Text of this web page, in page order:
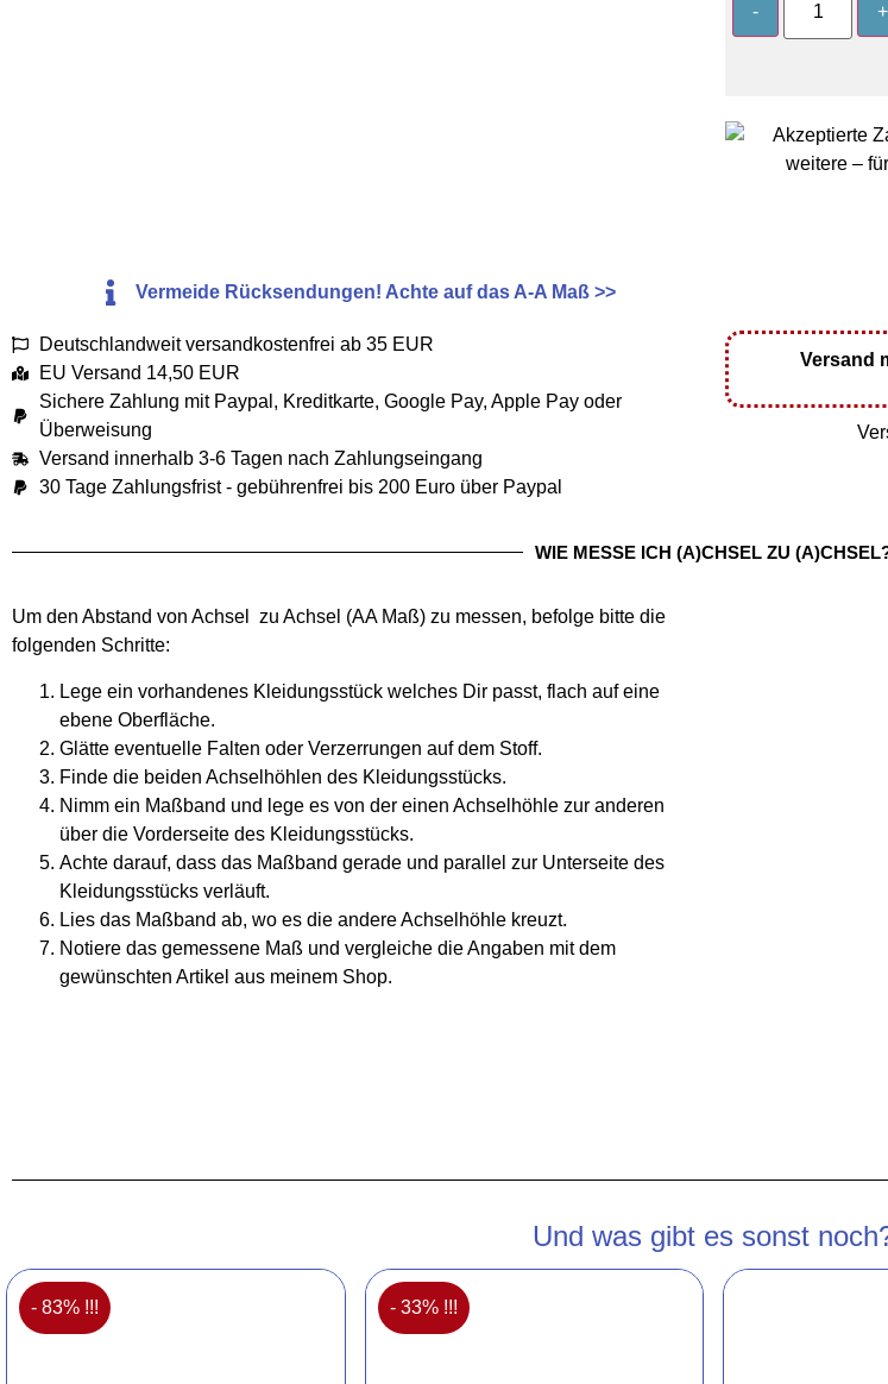
- +
Vermeide Rücksendungen! Achte auf das A-A Maß >>
Deutschlandweit versandkostenfrei ab 35 EUR
EU Versand 14,50 EUR
Sichere Zahlung mit Paypal, Kreditkarte, Google Pay, Apple Pay oder
Überweisung
Versand innerhalb 3-6 Tagen nach Zahlungseingang
30 Tage Zahlungsfrist - gebührenfrei bis 200 Euro über Paypal
Versand
WIE MESSE ICH (A)CHSEL ZU
Um den Abstand von Achsel zu Achsel (AA Maß) zu messen, befolge bitte die
folgenden Schritte:
Lege ein vorhandenes Kleidungsstück welches Dir passt, flach auf eine
ebene Oberfläche.
Glätte eventuelle Falten oder Verzerrungen auf dem Stoff.
Finde die beiden Achselhöhlen des Kleidungsstücks.
Nimm ein Maßband und lege es von der einen Achselhöhle zur anderen
über die Vorderseite des Kleidungsstücks.
Achte darauf, dass das Maßband gerade und parallel zur Unterseite des
Kleidungsstücks verläuft.
Lies das Maßband ab, wo es die andere Achselhöhle kreuzt.
Notiere das gemessene Maß und vergleiche die Angaben mit dem
gewünschten Artikel aus meinem Shop.
Und was gibt es sonst
- 83% !!! - 33% !!!